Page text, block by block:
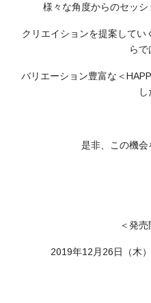
様々な角度からのセッ
クリエイションを提案して
らで
バリエーション豊富な＜
し
是非、この機会
＜発売
2019年12月26日（木